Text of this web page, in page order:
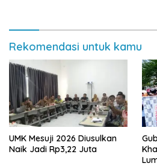
Rekomendasi untuk kamu
UMK Mesuji 2026 Diusulkan
Naik Jadi Rp3,22 Juta